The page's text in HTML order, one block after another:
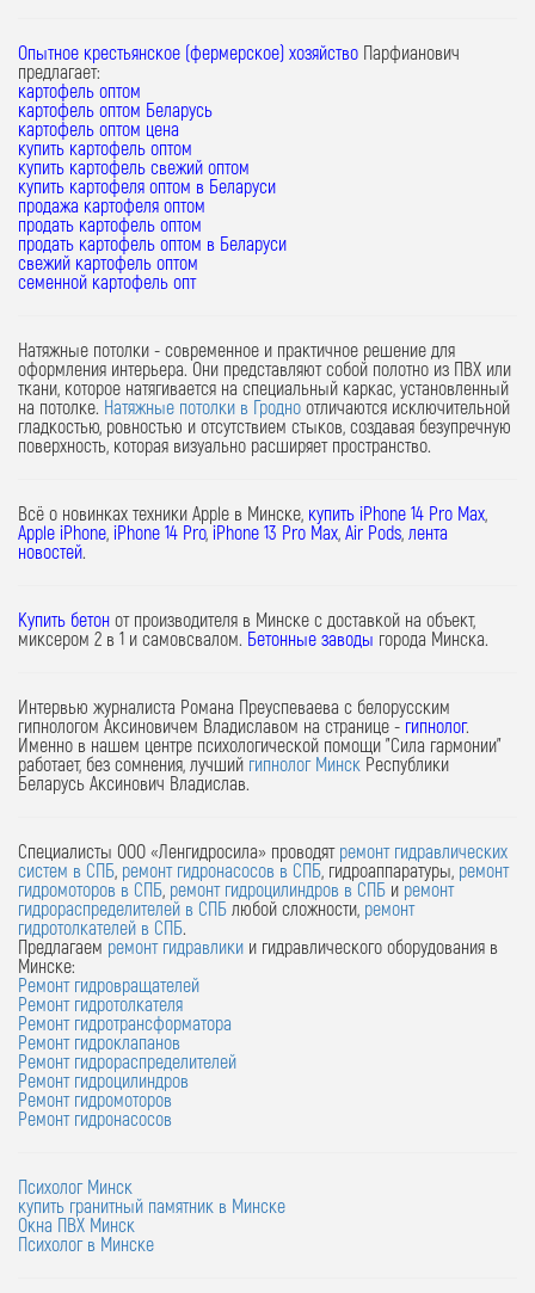
Опытное крестьянское (фермерское) хозяйство Парфианович
предлагает:
картофель оптом
картофель оптом Беларусь
картофель оптом цена
купить картофель оптом
купить картофель свежий оптом
купить картофеля оптом в Беларуси
продажа картофеля оптом
продать картофель оптом
продать картофель оптом в Беларуси
свежий картофель оптом
семенной картофель опт
Натяжные потолки - современное и практичное решение для
оформления интерьера. Они представляют собой полотно из ПВХ или
ткани, которое натягивается на специальный каркас, установленный
на потолке. Натяжные потолки в Гродно отличаются исключительной
гладкостью, ровностью и отсутствием стыков, создавая безупречную
поверхность, которая визуально расширяет пространство.
Всё о новинках техники Apple в Минске, купить iPhone 14 Pro Max,
Apple iPhone, iPhone 14 Pro, iPhone 13 Pro Max, Air Pods, лента
новостей.
Купить бетон от производителя в Минске с доставкой на объект,
миксером 2 в 1 и самовсвалом. Бетонные заводы города Минска.
Интервью журналиста Романа Преуспеваева с белорусским
гипнологом Аксиновичем Владиславом на странице - гипнолог.
Именно в нашем центре психологической помощи "Сила гармонии"
работает, без сомнения, лучший гипнолог Минск Республики
Беларусь Аксинович Владислав.
Специалисты ООО «Ленгидросила» проводят ремонт гидравлических
систем в СПБ, ремонт гидронасосов в СПБ, гидроаппаратуры, ремонт
гидромоторов в СПБ, ремонт гидроцилиндров в СПБ и ремонт
гидрораспределителей в СПБ любой сложности, ремонт
гидротолкателей в СПБ.
Предлагаем ремонт гидравлики и гидравлического оборудования в
Минске:
Ремонт гидровращателей
Ремонт гидротолкателя
Ремонт гидротрансформатора
Ремонт гидроклапанов
Ремонт гидрораспределителей
Ремонт гидроцилиндров
Ремонт гидромоторов
Ремонт гидронасосов
Психолог Минск
купить гранитный памятник в Минске
Окна ПВХ Минск
Психолог в Минске